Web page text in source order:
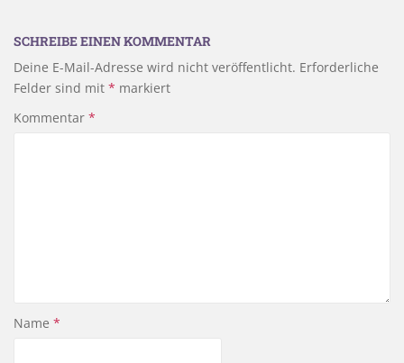
SCHREIBE EINEN KOMMENTAR
Deine E-Mail-Adresse wird nicht veröffentlicht. Erforderliche
Felder sind mit * markiert
Kommentar *
Name *